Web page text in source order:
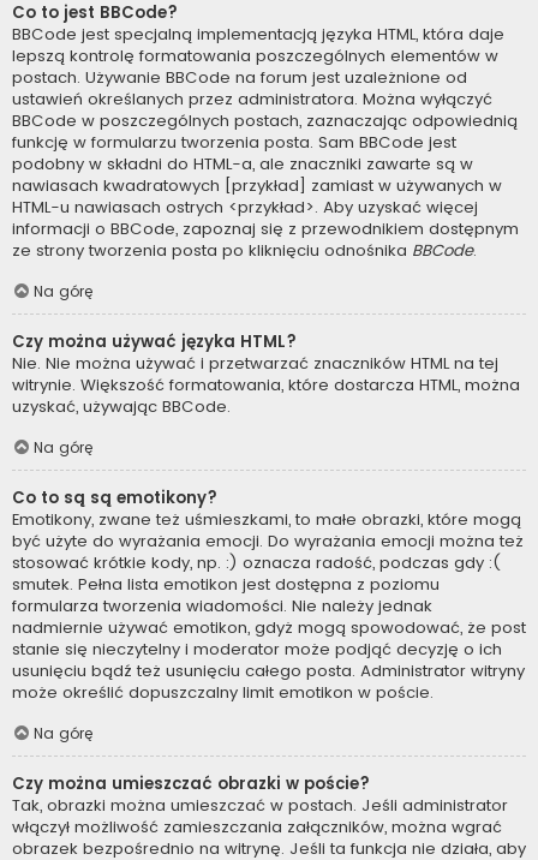
Co to jest BBCode?
BBCode jest specjalną implementacją języka HTML, która daje
lepszą kontrolę formatowania poszczególnych elementów w
postach. Używanie BBCode na forum jest uzależnione od
ustawień określanych przez administratora. Można wyłączyć
BBCode w poszczególnych postach, zaznaczając odpowiednią
funkcję w formularzu tworzenia posta. Sam BBCode jest
podobny w składni do HTML-a, ale znaczniki zawarte są w
nawiasach kwadratowych [przykład] zamiast w używanych w
HTML-u nawiasach ostrych <przykład>. Aby uzyskać więcej
informacji o BBCode, zapoznaj się z przewodnikiem dostępnym
ze strony tworzenia posta po kliknięciu odnośnika BBCode.
Na górę
Czy można używać języka HTML?
Nie. Nie można używać i przetwarzać znaczników HTML na tej
witrynie. Większość formatowania, które dostarcza HTML, można
uzyskać, używając BBCode.
Na górę
Co to są są emotikony?
Emotikony, zwane też uśmieszkami, to małe obrazki, które mogą
być użyte do wyrażania emocji. Do wyrażania emocji można też
stosować krótkie kody, np. :) oznacza radość, podczas gdy :(
smutek. Pełna lista emotikon jest dostępna z poziomu
formularza tworzenia wiadomości. Nie należy jednak
nadmiernie używać emotikon, gdyż mogą spowodować, że post
stanie się nieczytelny i moderator może podjąć decyzję o ich
usunięciu bądź też usunięciu całego posta. Administrator witryny
może określić dopuszczalny limit emotikon w poście.
Na górę
Czy można umieszczać obrazki w poście?
Tak, obrazki można umieszczać w postach. Jeśli administrator
włączył możliwość zamieszczania załączników, można wgrać
obrazek bezpośrednio na witrynę. Jeśli ta funkcja nie działa, aby